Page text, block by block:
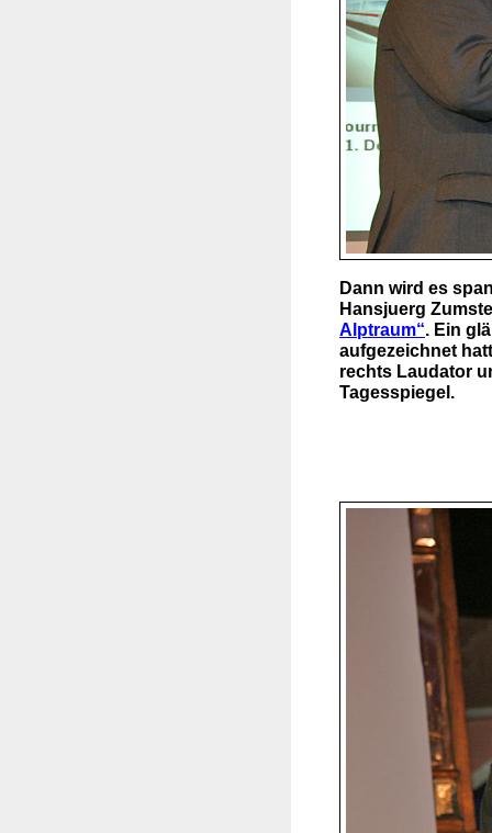
Dann wird es
Hansjuerg
Alptraum“. Ein
aufgezeichnet
rechts Laudator
Tagesspiegel.